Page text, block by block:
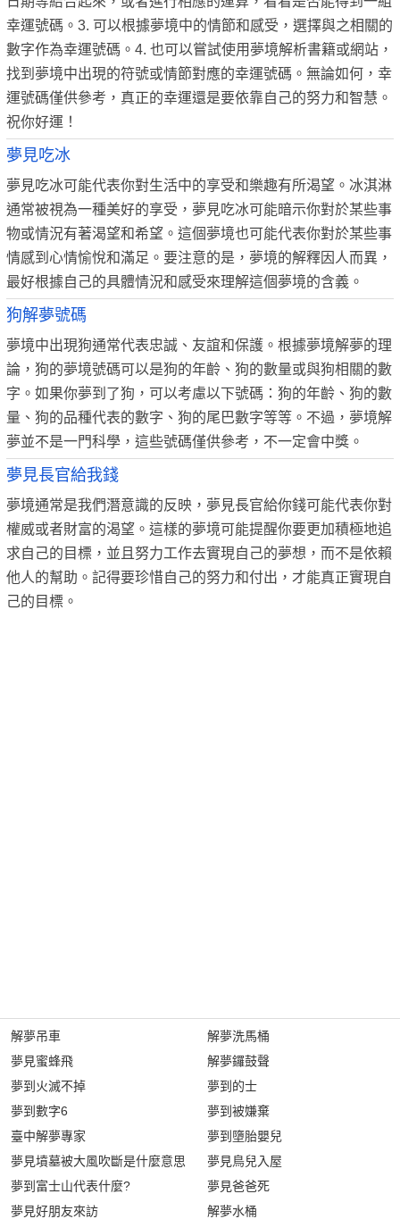
幸運號碼。3. 可以根據夢境中的情節和感受，選擇與之相關的
數字作為幸運號碼。4. 也可以嘗試使用夢境解析書籍或網站，
找到夢境中出現的符號或情節對應的幸運號碼。無論如何，幸
運號碼僅供參考，真正的幸運還是要依靠自己的努力和智慧。
祝你好運！
夢見吃冰
夢見吃冰可能代表你對生活中的享受和樂趣有所渴望。冰淇淋
通常被視為一種美好的享受，夢見吃冰可能暗示你對於某些事
物或情況有著渴望和希望。這個夢境也可能代表你對於某些事
情感到心情愉悅和滿足。要注意的是，夢境的解釋因人而異，
最好根據自己的具體情況和感受來理解這個夢境的含義。
狗解夢號碼
夢境中出現狗通常代表忠誠、友誼和保護。根據夢境解夢的理
論，狗的夢境號碼可以是狗的年齡、狗的數量或與狗相關的數
字。如果你夢到了狗，可以考慮以下號碼：狗的年齡、狗的數
量、狗的品種代表的數字、狗的尾巴數字等等。不過，夢境解
夢並不是一門科學，這些號碼僅供參考，不一定會中獎。
夢見長官給我錢
夢境通常是我們潛意識的反映，夢見長官給你錢可能代表你對
權威或者財富的渴望。這樣的夢境可能提醒你要更加積極地追
求自己的目標，並且努力工作去實現自己的夢想，而不是依賴
他人的幫助。記得要珍惜自己的努力和付出，才能真正實現自
己的目標。
解夢吊車
夢見蜜蜂飛
夢到火滅不掉
夢到數字6
臺中解夢專家
夢見墳墓被大風吹斷是什麼意思
夢到富士山代表什麼?
夢見好朋友來訪
解夢洗馬桶
解夢鑼鼓聲
夢到的士
夢到被嫌棄
夢到墮胎嬰兒
夢見鳥兒入屋
夢見爸爸死
解夢水桶